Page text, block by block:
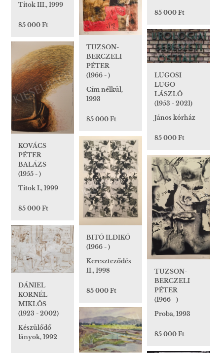
Titok III., 1999
85 000 Ft
85 000 Ft
TUZSON-
BERCZELI
PÉTER
(1966 - )
Cím nélkül,
1993
85 000 Ft
LUGOSI
LUGO
LÁSZLÓ
(1953 - 2021)
János kórház
85 000 Ft
KOVÁCS
PÉTER
BALÁZS
(1955 - )
Titok I., 1999
85 000 Ft
BITÓ ILDIKÓ
(1966 - )
Kereszteződés
II., 1998
85 000 Ft
TUZSON-
BERCZELI
PÉTER
(1966 - )
Proba, 1993
85 000 Ft
DÁNIEL
KORNÉL
MIKLÓS
(1923 - 2002)
Készülődő
lányok, 1992